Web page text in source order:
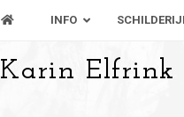
INFO
Karin Elfrink